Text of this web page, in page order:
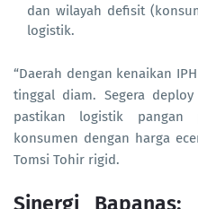
dan wilayah defisit
logistik.
“Daerah dengan kenaikan
tinggal diam. Segera
pastikan logistik
konsumen dengan harga
Tomsi Tohir rigid.
Sinergi Bapanas: